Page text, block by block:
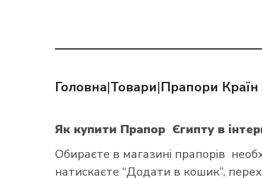
Головна|Товари|Прапори Країн
Як купити Прапор Єгипту в
Обираєте в магазині прапорів
натискаєте “Додати в кошик”,